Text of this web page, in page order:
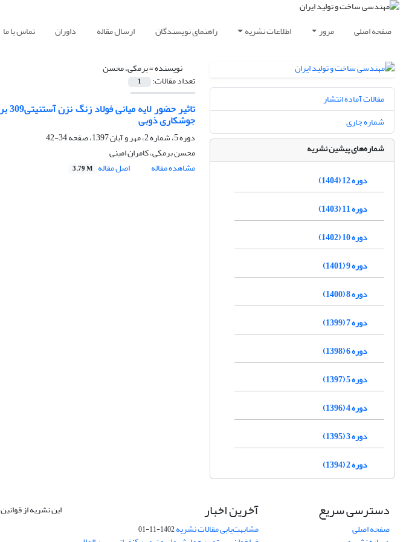
صفحه اصلی مرور اطلاعات نشریه راهنمای نویسندگان ارسال مقاله داوران تماس با ما
نویسنده =برمکی، محسن
تعداد مقالات: 1
جوشکاری ذوبی
دوره 5، شماره 2، مهر و آبان 1397، صفحه
34-42
محسن برمکی، کامران امینی
مشاهده مقاله
اصل مقاله 3.79 M
مقالات آماده انتشار
شماره جاری
شماره‌های پیشین نشریه
دوره 12 (1404)
دوره 11 (1403)
دوره 10 (1402)
دوره 9 (1401)
دوره 8 (1400)
دوره 7 (1399)
دوره 6 (1398)
دوره 5 (1397)
دوره 4 (1396)
دوره 3 (1395)
دوره 2 (1394)
دسترسی سریع
صفحه اصلی
آخرین اخبار
مشابهت‌یابی مقالات نشریه1402-11-01
این نشریه از قوانین COPE تبعیت میکند.